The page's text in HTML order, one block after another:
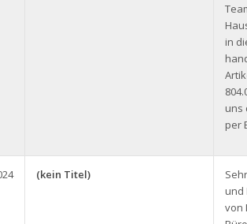
in
uns
per
(kein Titel)
und
von